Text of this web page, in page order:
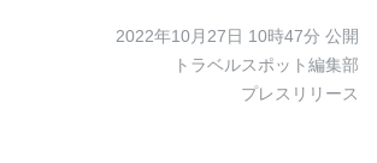
2022年10月27日 10時47分 公開
トラベルスポット編集部
プレスリリース